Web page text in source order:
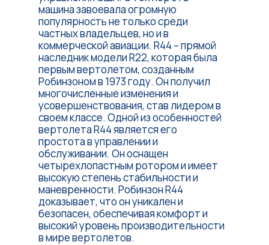
машина завоевала огромную
популярность не только среди
частных владельцев, но и в
коммерческой авиации. R44 – прямой
наследник модели R22, которая была
первым вертолетом, созданным
Робинзоном в 1973 году. Он получил
многочисленные изменения и
усовершенствования, став лидером в
своем классе. Одной из особенностей
вертолета R44 является его
простота в управлении и
обслуживании. Он оснащен
четырехлопастным ротором и имеет
высокую степень стабильности и
маневренности. Робинзон R44
доказывает, что он уникален и
безопасен, обеспечивая комфорт и
высокий уровень производительности
в мире вертолетов.